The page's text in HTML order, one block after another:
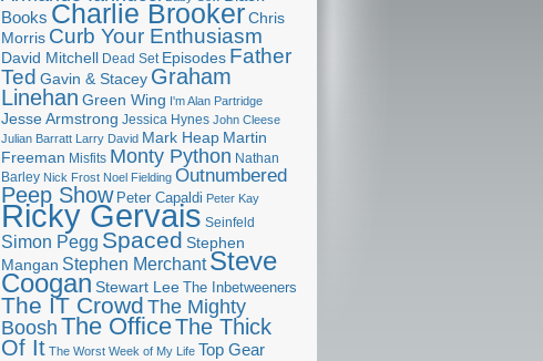
Books Charlie BrookerChris
Morris Curb Your Enthusiasm
David Mitchell Dead Set Episodes Father
Ted Gavin & Stacey Graham
Linehan Green Wing I'm Alan Partridge
Jesse Armstrong Jessica Hynes John Cleese
Julian Barratt Larry David Mark Heap Martin
Freeman Misfits Monty Python Nathan
Barley Nick Frost Noel Fielding Outnumbered
Peep Show Peter Capaldi Peter Kay
Ricky Gervais Seinfeld
Simon Pegg Spaced Stephen
Mangan Stephen Merchant Steve
CooganStewart Lee The Inbetweeners
The IT Crowd The Mighty
Boosh The OfficeThe Thick
Of It The Worst Week of My Life Top Gear